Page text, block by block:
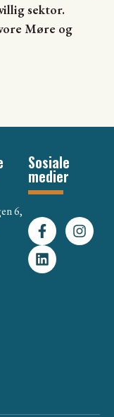
sektor.
Møre og
6,
Sosiale
medier